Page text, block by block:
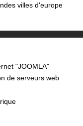
villes d'europe
"JOOMLA"
de serveurs web